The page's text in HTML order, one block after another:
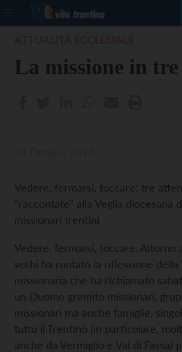
La missione in
Vedere, fermarsi, toccare: tre
“raccontate” alla Veglia diocesana
missionari trentini
Vedere, fermarsi, toccare. Attorno
verbi ha ruotato la riflessione della
missionaria che ha richiamato
un Duomo gremito missionari,
missionari ma anche famiglie,
tutto il Trentino (in particolare,
anche da Vermiglio e Val di Fassa)